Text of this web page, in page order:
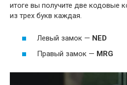
итоге вы получите две кодовые
из трех букв каждая.
Левый замок — NED
Правый замок — MRG